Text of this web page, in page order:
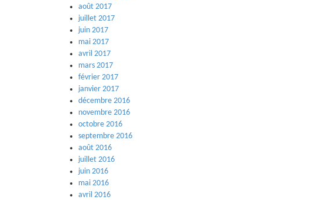
août 2017
juillet 2017
juin 2017
mai 2017
avril 2017
mars 2017
février 2017
janvier 2017
décembre 2016
novembre 2016
octobre 2016
septembre 2016
août 2016
juillet 2016
juin 2016
mai 2016
avril 2016